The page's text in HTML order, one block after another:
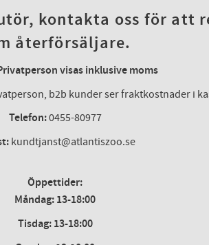
kontakta oss för att
återförsäljare.
visas inklusive moms
b2b kunder ser fraktkostnader i
Telefon:0455-80977
kundtjanst@atlantiszoo.se
Öppettider:
Måndag: 13-18:00
Tisdag: 13-18:00